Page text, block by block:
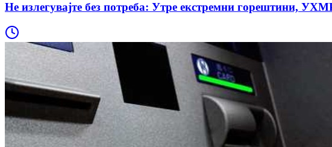
Не излегувајте без потреба: Утре екстремни горештини,